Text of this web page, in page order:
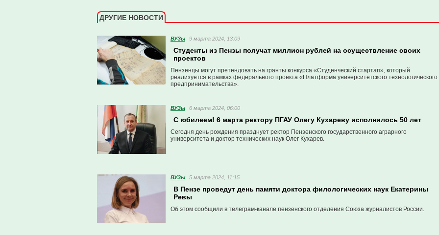
ДРУГИЕ НОВОСТИ
ВУЗы 9 марта 2024, 13:09
Студенты из Пензы получат миллион рублей на осуществление своих
проектов
Пензенцы могут претендовать на гранты конкурса «Студенческий стартап», который
реализуется в рамках федерального проекта «Платформа университетского технологического
предпринимательства».
ВУЗы 6 марта 2024, 06:00
С юбилеем! 6 марта ректору ПГАУ Олегу Кухареву исполнилось 50 лет
Сегодня день рождения празднует ректор Пензенского государственного аграрного
университета и доктор технических наук Олег Кухарев.
ВУЗы 5 марта 2024, 11:15
В Пензе проведут день памяти доктора филологических наук Екатерины
Ревы
Об этом сообщили в телеграм-канале пензенского отделения Союза журналистов России.